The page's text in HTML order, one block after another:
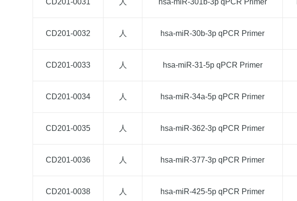
CD201-0031 人 hsa-miR-301b-3p qPCR Primer
CD201-0032 人 hsa-miR-30b-3p qPCR Primer
CD201-0033 人 hsa-miR-31-5p qPCR Primer
CD201-0034 人 hsa-miR-34a-5p qPCR Primer
CD201-0035 人 hsa-miR-362-3p qPCR Primer
CD201-0036 人 hsa-miR-377-3p qPCR Primer
CD201-0038 人 hsa-miR-425-5p qPCR Primer